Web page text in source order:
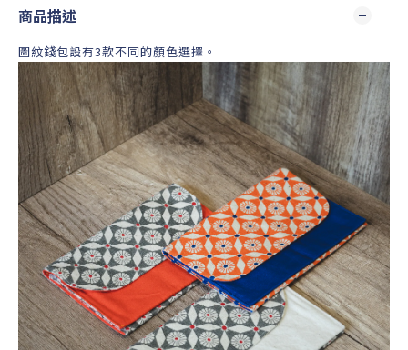
商品描述
圖紋錢包設有3款不同的顏色選擇。